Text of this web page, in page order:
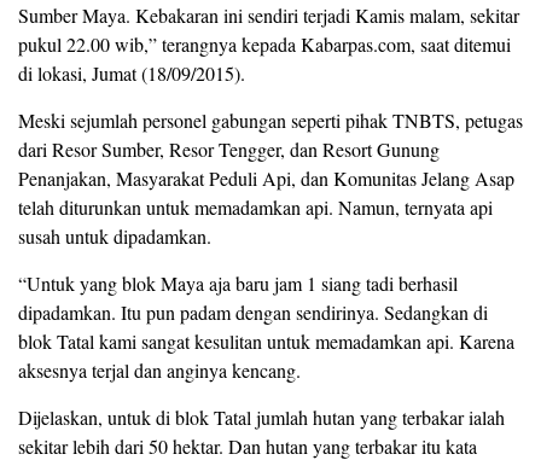
Sumber Maya. Kebakaran ini sendiri terjadi Kamis malam, sekitar
pukul 22.00 wib,” terangnya kepada Kabarpas.com, saat ditemui
di lokasi, Jumat (18/09/2015).
Meski sejumlah personel gabungan seperti pihak TNBTS, petugas
dari Resor Sumber, Resor Tengger, dan Resort Gunung
Penanjakan, Masyarakat Peduli Api, dan Komunitas Jelang Asap
telah diturunkan untuk memadamkan api. Namun, ternyata api
susah untuk dipadamkan.
“Untuk yang blok Maya aja baru jam 1 siang tadi berhasil
dipadamkan. Itu pun padam dengan sendirinya. Sedangkan di
blok Tatal kami sangat kesulitan untuk memadamkan api. Karena
aksesnya terjal dan anginya kencang.
Dijelaskan, untuk di blok Tatal jumlah hutan yang terbakar ialah
sekitar lebih dari 50 hektar. Dan hutan yang terbakar itu kata